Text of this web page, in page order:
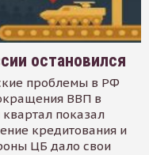
остановился
проблемы в РФ
ВВП в
показал
кредитования и
ЦБ дало свои